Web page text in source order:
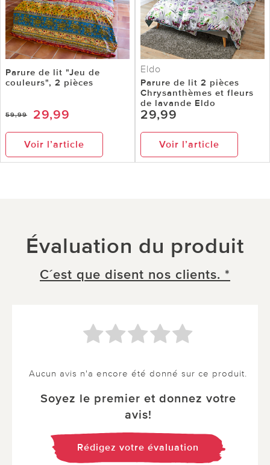
Parure de lit "Jeu de
couleurs", 2 pièces
59,99 29,99
Voir l’article
Eldo
Parure de lit 2 pièces
Chrysanthèmes et fleurs
de lavande Eldo
29,99
Voir l’article
Évaluation du produit
C´est que disent nos clients. *
Aucun avis n'a encore été donné sur ce produit.
Soyez le premier et donnez votre
avis!
Rédigez votre évaluation